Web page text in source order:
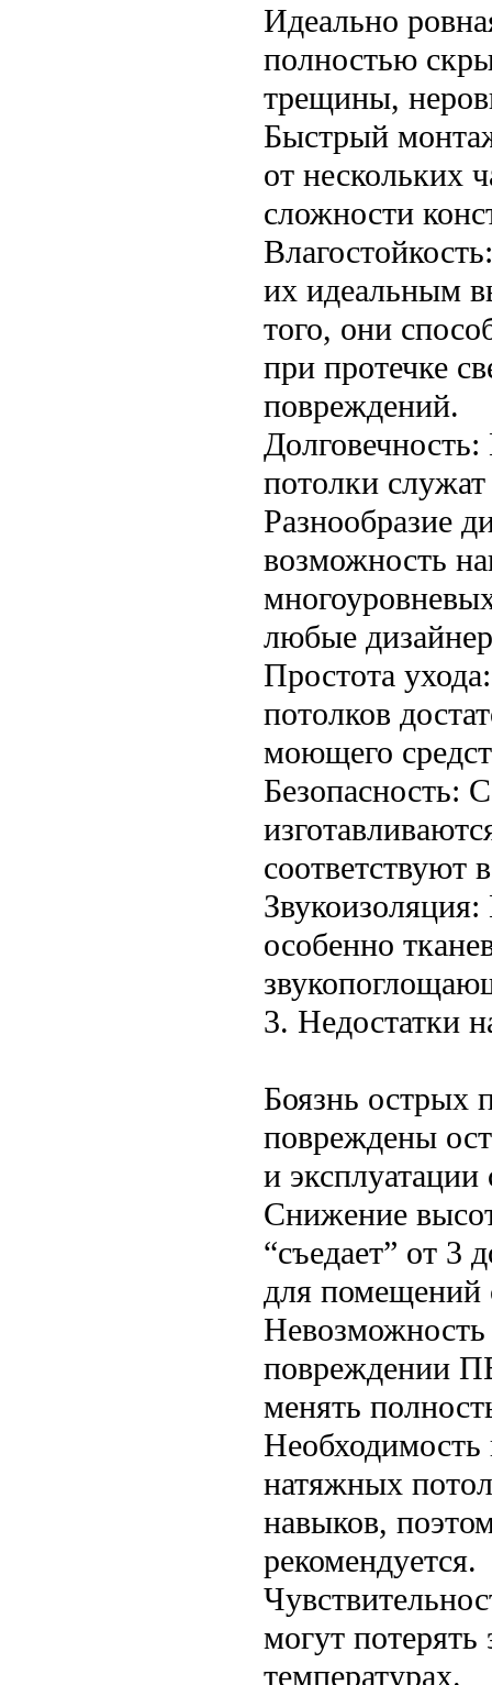
Идеально
полностью
трещины,
Быстрый
от нескольких
сложности
их идеальным
того, они
при протечке
повреждений.
потолки
Разнообразие
возможность
любые
Простота
потолков
моющего
Безопасность:
соответствуют
особенно
3. Недостатки
Боязнь острых
повреждены
и эксплуатации
Снижение
“съедает” от 3
для помещений
повреждении
менять
Необходимость
натяжных
навыков,
рекомендуется.
могут потерять
температурах.